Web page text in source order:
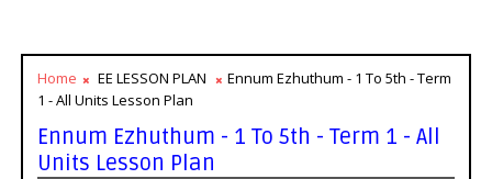
Home EE LESSON PLAN
Ennum Ezhuthum - 1 To 5th - Term
1 - All Units Lesson Plan
Ennum Ezhuthum - 1 To 5th - Term 1 - All
Units Lesson Plan